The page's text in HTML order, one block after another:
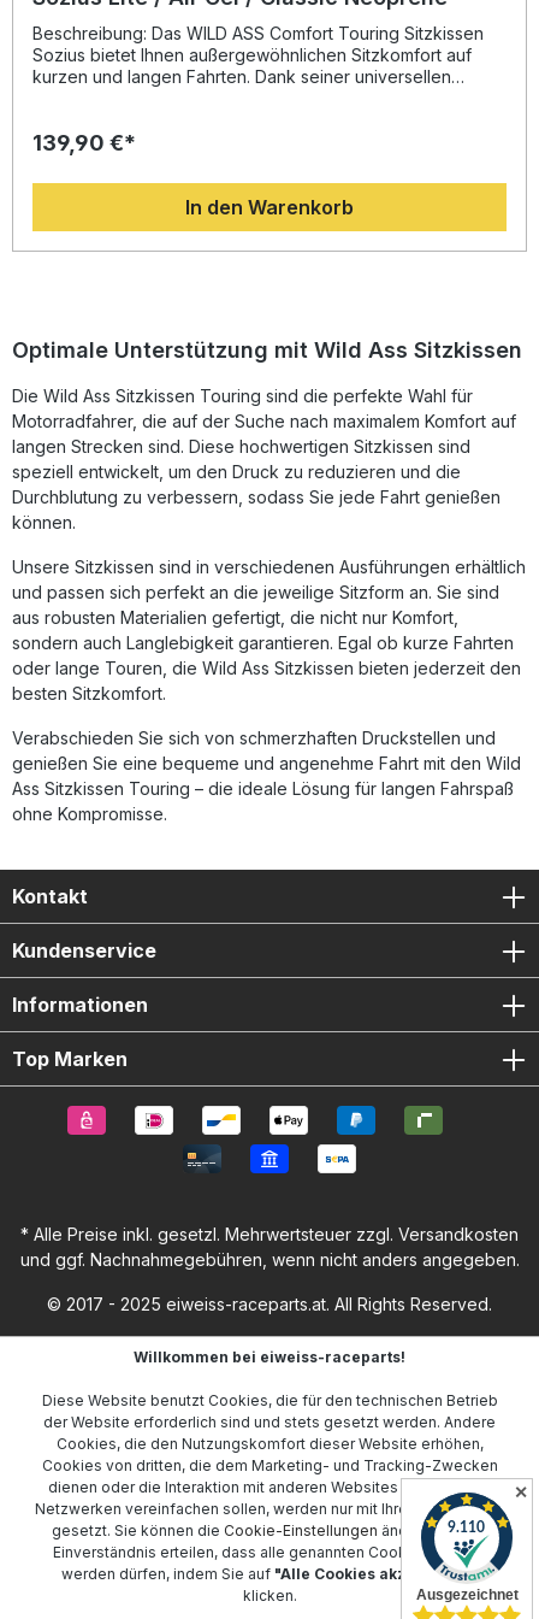
Beschreibung: Das WILD ASS Comfort Touring Sitzkissen
Sozius bietet Ihnen außergewöhnlichen Sitzkomfort auf
kurzen und langen Fahrten. Dank seiner universellen
montieren. Durch die innovativen Luftkammern wird der
Taubheitsgefühle reduziert werden. Das Sitzkissen ist in
drei Varianten erhältlich: Lite: Gefertigt aus Polyurethan,
ideal für Gelegenheitsfahrer und kurze Strecken. Jede
Luftkammer lässt sich individuell über das Ventil befüllen,
was für eine verlängerte Haltbarkeit sorgt. Dieses Modell
kann sowohl mit als auch ohne Luft verwendet werden – für
Strecken. Classic Neoprene: Diese Premium-Version
besteht aus Neopren und bietet exzellenten Komfort sowie
direkten Kontakt zum Motorrad. Perfekt für
Langstreckenfahrer. Alle Wild Ass Produkte verfügen über
eine 2-jährige Garantie ab Kaufdatum. Fehlerhafte Teile
werden in dieser Zeit kostenlos repariert oder ersetzt.
Eliminiert schmerzhafte Druckpunkte und mindert
Ermüdung vor Reduziert Wärme- und Feuchtigkeitsaufbau
deutlich Minimiert Fahrwerksstöße und Vibrationen Sorgt
für eine deutlich angenehmere Sitzposition auf langen
Fahrten Lieferumfang: 1x WILD ASS Comfort Touring
Sitzkissen Sozius (Variante nach Auswahl: Lite / Air Gel /
Classic Neoprene) Ventil zur individuellen Luftregulierung
Benutzerhandbuch
139,90 €*
In den Warenkorb
Optimale Unterstützung mit Wild Ass Sitzkissen
Die Wild Ass Sitzkissen Touring sind die perfekte Wahl für
Motorradfahrer, die auf der Suche nach maximalem Komfort auf
langen Strecken sind. Diese hochwertigen Sitzkissen sind
speziell entwickelt, um den Druck zu reduzieren und die
Durchblutung zu verbessern, sodass Sie jede Fahrt genießen
können.
Unsere Sitzkissen sind in verschiedenen Ausführungen erhältlich
und passen sich perfekt an die jeweilige Sitzform an. Sie sind
aus robusten Materialien gefertigt, die nicht nur Komfort,
sondern auch Langlebigkeit garantieren. Egal ob kurze Fahrten
oder lange Touren, die Wild Ass Sitzkissen bieten jederzeit den
besten Sitzkomfort.
Verabschieden Sie sich von schmerzhaften Druckstellen und
genießen Sie eine bequeme und angenehme Fahrt mit den Wild
Ass Sitzkissen Touring – die ideale Lösung für langen Fahrspaß
ohne Kompromisse.
Kontakt
Kundenservice
Informationen
Top Marken
* Alle Preise inkl. gesetzl. Mehrwertsteuer zzgl. Versandkosten
und ggf. Nachnahmegebühren, wenn nicht anders angegeben.
© 2017 - 2025 eiweiss-raceparts.at. All Rights Reserved.
Willkommen bei eiweiss-raceparts!
Diese Website benutzt Cookies, die für den technischen Betrieb
der Website erforderlich sind und stets gesetzt werden. Andere
Cookies, die den Nutzungskomfort dieser Website erhöhen,
Cookies von dritten, die dem Marketing- und Tracking-Zwecken
dienen oder die Interaktion mit anderen Websites und sozialen
Netzwerken vereinfachen sollen, werden nur mit Ihrer Zustimmung
gesetzt. Sie können die Cookie-Einstellungen ändern oder Ihr
Einverständnis erteilen, dass alle genannten Cookies gesetzt
werden dürfen, indem Sie auf "Alle Cookies akzeptieren"
klicken.
✕